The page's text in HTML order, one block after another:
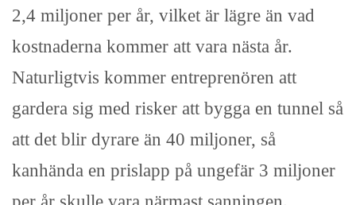
2,4 miljoner per år, vilket är lägre än vad
kostnaderna kommer att vara nästa år.
Naturligtvis kommer entreprenören att
gardera sig med risker att bygga en tunnel så
att det blir dyrare än 40 miljoner, så
kanhända en prislapp på ungefär 3 miljoner